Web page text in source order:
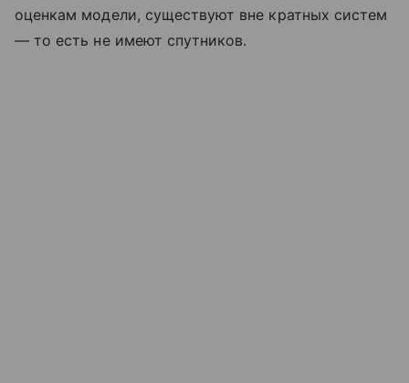
оценкам модели, существуют вне кратных систем
— то есть не имеют спутников.